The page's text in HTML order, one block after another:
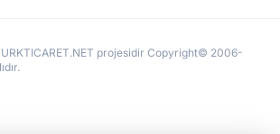
projesidir Copyright© 2006-